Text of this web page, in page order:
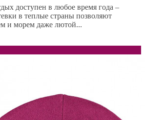
доступен в любое время года –
в теплые страны позволяют
и морем даже лютой...